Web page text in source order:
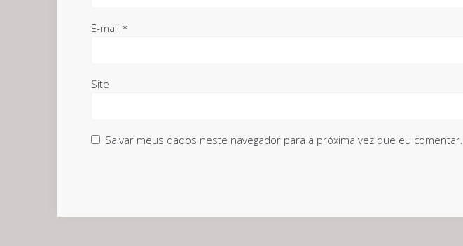
E-mail *
Site
Salvar meus dados neste navegador para a próxima vez que eu comentar.